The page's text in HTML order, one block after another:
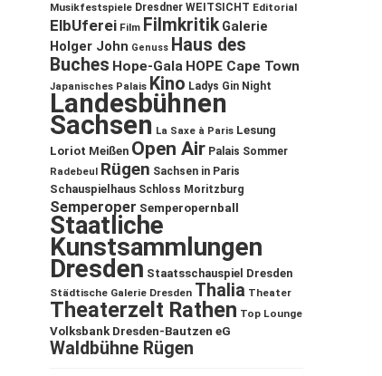
Musikfestspiele Dresdner WEITSICHT Editorial
ElbUferei Film Filmkritik Galerie
Holger John Genuss Haus des
Buches Hope-Gala HOPE Cape Town
Japanisches Palais Kino Ladys Gin Night
Landesbühnen
Sachsen La Saxe à Paris Lesung
Loriot Meißen Open Air Palais Sommer
Radebeul Rügen Sachsen in Paris
Schauspielhaus Schloss Moritzburg
Semperoper Semperopernball
Staatliche
Kunstsammlungen
Dresden Staatsschauspiel Dresden
Städtische Galerie Dresden Thalia Theater
Theaterzelt Rathen Top Lounge
Volksbank Dresden-Bautzen eG
Waldbühne Rügen